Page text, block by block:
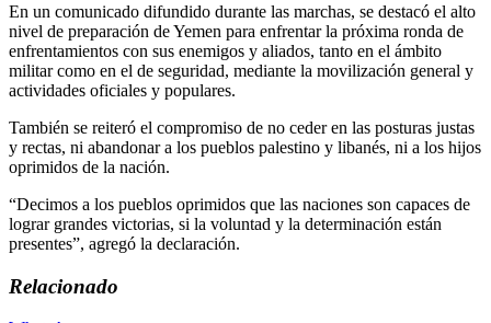
En un comunicado difundido durante las marchas, se destacó el alto
nivel de preparación de Yemen para enfrentar la próxima ronda de
enfrentamientos con sus enemigos y aliados, tanto en el ámbito
militar como en el de seguridad, mediante la movilización general y
actividades oficiales y populares.
También se reiteró el compromiso de no ceder en las posturas justas
y rectas, ni abandonar a los pueblos palestino y libanés, ni a los hijos
oprimidos de la nación.
“Decimos a los pueblos oprimidos que las naciones son capaces de
lograr grandes victorias, si la voluntad y la determinación están
presentes”, agregó la declaración.
Relacionado